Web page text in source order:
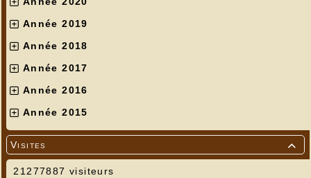
Année 2019
Année 2018
Année 2017
Année 2016
Année 2015

Visites
21277887 visiteurs